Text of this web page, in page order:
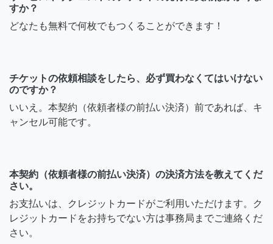
すか？
どなたも無料で何枚でもつくることができます！
チケットの依頼相談をしたら、必ず買わなくてはいけない
のですか？
いいえ。本契約（依頼者様の前払い決済）前であれば、キ
ャンセル可能です。
本契約（依頼者様の前払い決済）の決済方法を教えてくだ
さい。
お支払いは、クレジットカードがご利用いただけます。ク
レジットカードをお持ちでない方は事務局までご連絡くだ
さい。